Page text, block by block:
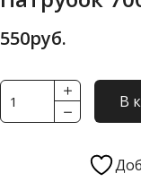
550руб.
Количество
товара
700А.17.01.420
В